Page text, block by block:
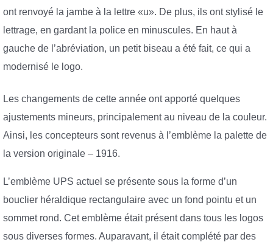
ont renvoyé la jambe à la lettre «u». De plus, ils ont stylisé le
lettrage, en gardant la police en minuscules. En haut à
gauche de l’abréviation, un petit biseau a été fait, ce qui a
modernisé le logo.
Les changements de cette année ont apporté quelques
ajustements mineurs, principalement au niveau de la couleur.
Ainsi, les concepteurs sont revenus à l’emblème la palette de
la version originale – 1916.
L’emblème UPS actuel se présente sous la forme d’un
bouclier héraldique rectangulaire avec un fond pointu et un
sommet rond. Cet emblème était présent dans tous les logos
sous diverses formes. Auparavant, il était complété par des